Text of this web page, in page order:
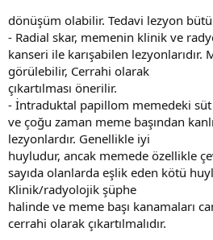
dönüşüm olabilir. Tedavi lezyon
- Radial skar, memenin klinik ve
kanseri ile karışabilen
görülebilir, Cerrahi olarak
çıkartılması önerilir.
- İntraduktal papillom memedeki süt
ve çoğu zaman meme başından
lezyonlardır. Genellikle iyi
huyludur, ancak memede özellikle
sayıda olanlarda eşlik eden kötü
Klinik/radyolojik şüphe
halinde ve meme başı kanamaları
cerrahi olarak çıkartılmalıdır.